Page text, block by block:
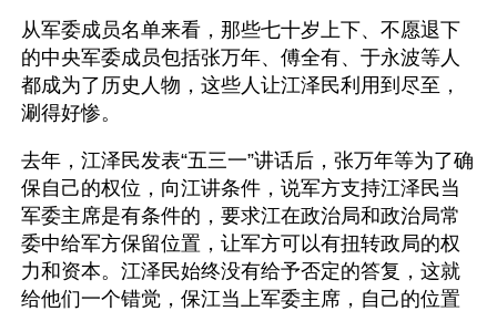
从军委成员名单来看，那些七十岁上下、不愿退下
的中央军委成员包括张万年、傅全有、于永波等人
都成为了历史人物，这些人让江泽民利用到尽至，
涮得好惨。
去年，江泽民发表“五三一”讲话后，张万年等为了确
保自己的权位，向江讲条件，说军方支持江泽民当
军委主席是有条件的，要求江在政治局和政治局常
委中给军方保留位置，让军方可以有扭转政局的权
力和资本。江泽民始终没有给予否定的答复，这就
给他们一个错觉，保江当上军委主席，自己的位置